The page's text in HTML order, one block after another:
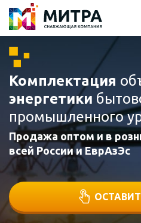
Комплектация
энергетики
промышленного
Продажа оптом и в
всей России и ЕврАзЭс